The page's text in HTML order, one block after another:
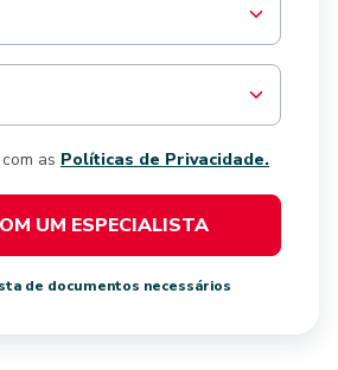
as Políticas de Privacidade.
UM ESPECIALISTA
de documentos necessários